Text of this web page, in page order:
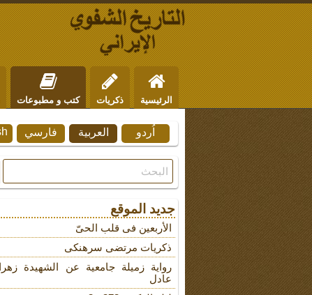
الرئيسية ذكريات كتب و مطبوعات
فارسي العربية اُردو
جديد الموقع
الأربعین فی قلب الحیّ
ذکریات مرتضى سرهنکی
روایة زمیلة جامعیة عن الشهیدة
عادل